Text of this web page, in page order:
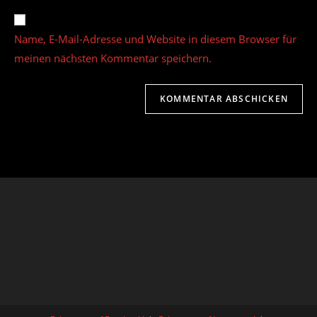
ein
zum
Kommentieren
ein
Website-
URL
ein
(optional)
Name, E-Mail-Adresse und Website in diesem Browser für
meinen nächsten Kommentar speichern.